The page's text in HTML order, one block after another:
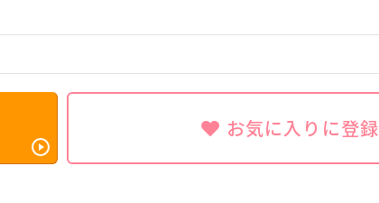
お気に入りに登録